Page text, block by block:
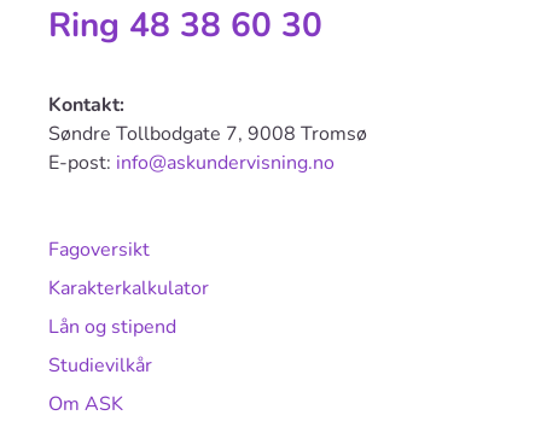
Fagoversikt
Karakterkalkulator
Lån og stipend
Studievilkår
Om ASK
Ring 48 38 60 30
Kontakt:
Søndre Tollbodgate 7, 9008 Tromsø
E-post: info@askundervisning.no